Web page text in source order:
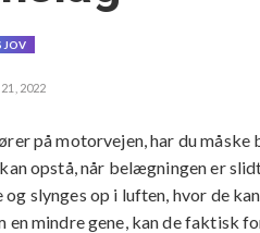
2022
på motorvejen, har du
opstå, når belægningen er
slynges op i luften, hvor de
en mindre gene, kan de faktisk